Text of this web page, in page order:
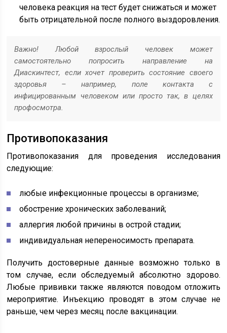
человека реакция на тест будет снижаться и может
быть отрицательной после полного выздоровления.
Важно! Любой взрослый человек может
самостоятельно попросить направление на
Диаскинтест, если хочет проверить состояние своего
здоровья – например, поле контакта с
инфицированным человеком или просто так, в целях
профосмотра.
Противопоказания
Противопоказания для проведения исследования
следующие:
любые инфекционные процессы в организме;
обострение хронических заболеваний;
аллергия любой причины в острой стадии;
индивидуальная непереносимость препарата.
Получить достоверные данные возможно только в
том случае, если обследуемый абсолютно здорово.
Любые прививки также являются поводом отложить
мероприятие. Инъекцию проводят в этом случае не
раньше, чем через месяц после вакцинации.